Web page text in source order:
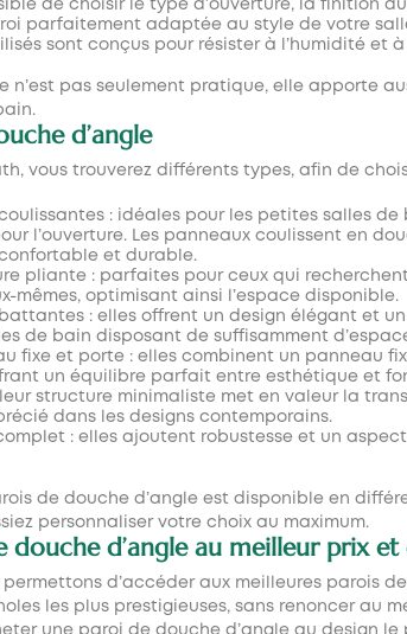
de choisir le type d’ouverture, la finition
parfaitement adaptée au style de votre
sont conçus pour résister à l’humidité et
n’est pas seulement pratique, elle apporte
d’angle
vous trouverez différents types, afin de
: idéales pour les petites salles
l’ouverture. Les panneaux coulissent en
et durable.
pliante : parfaites pour ceux qui
mêmes, optimisant ainsi l’espace disponible.
: elles offrent un design élégant et
de bain disposant de suffisamment
fixe et porte : elles combinent un panneau
un équilibre parfait entre esthétique et
leur structure minimaliste met en valeur la
dans les designs contemporains.
: elles ajoutent robustesse et un
de douche d’angle est disponible en
personnaliser votre choix au maximum.
douche d’angle au meilleur prix
d’accéder aux meilleures parois
les plus prestigieuses, sans renoncer au
une paroi de douche d’angle au design le